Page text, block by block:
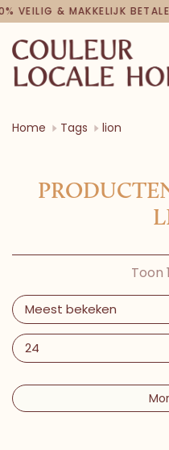
VEILIG & MAKKELIJK
Home Tags lion
Toon
Meest bekeken
24